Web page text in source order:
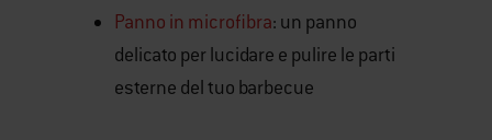
Panno in microfibra: un panno
delicato per lucidare e pulire le parti
esterne del tuo barbecue